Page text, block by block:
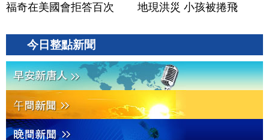
福奇在美國會拒答百次
地現洪災 小孩被捲飛
今日整點新聞